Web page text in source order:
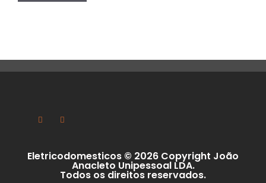
Eletricodomesticos © 2026 Copyright João
Anacleto Unipessoal LDA.
Todos os direitos reservados.